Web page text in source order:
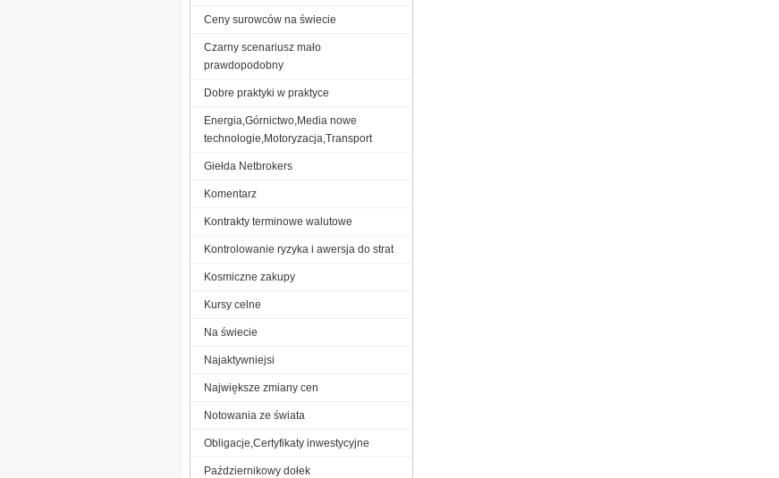
Ceny surowców na świecie
Czarny scenariusz mało
prawdopodobny
Dobre praktyki w praktyce
Energia,Górnictwo,Media nowe
technologie,Motoryzacja,Transport
Giełda Netbrokers
Komentarz
Kontrakty terminowe walutowe
Kontrolowanie ryzyka i awersja do strat
Kosmiczne zakupy
Kursy celne
Na świecie
Najaktywniejsi
Największe zmiany cen
Notowania ze świata
Obligacje,Certyfikaty inwestycyjne
Październikowy dołek